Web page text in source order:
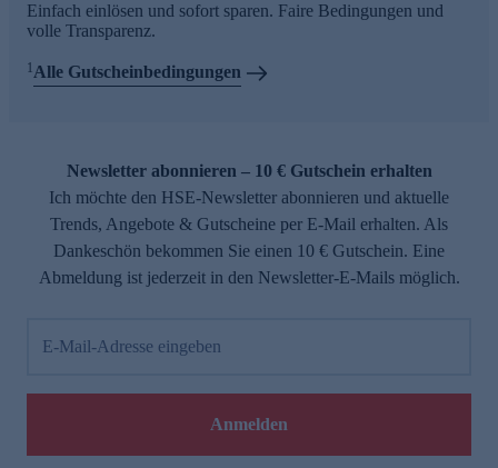
Einfach einlösen und sofort sparen. Faire Bedingungen und
volle Transparenz.
1Alle Gutscheinbedingungen
Newsletter abonnieren – 10 € Gutschein erhalten
Ich möchte den HSE-Newsletter abonnieren und aktuelle
Trends, Angebote & Gutscheine per E-Mail erhalten. Als
Dankeschön bekommen Sie einen 10 € Gutschein. Eine
Abmeldung ist jederzeit in den Newsletter-E-Mails möglich.
E-Mail-Adresse eingeben
Anmelden